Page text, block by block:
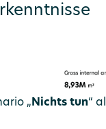
„ Nichts tun“